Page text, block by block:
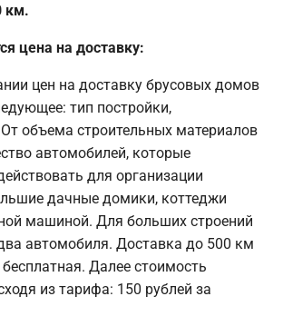
км.
цена на доставку:
цен на доставку брусовых домов
тип постройки,
объема строительных материалов
автомобилей, которые
для организации
дачные домики, коттеджи
машиной. Для больших строений
автомобиля. Доставка до 500 км
Далее стоимость
из тарифа: 150 рублей за